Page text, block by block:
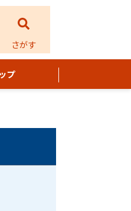
さがす
プ